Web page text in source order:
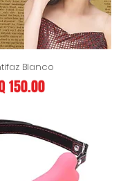
Blanco
Precio
150.00